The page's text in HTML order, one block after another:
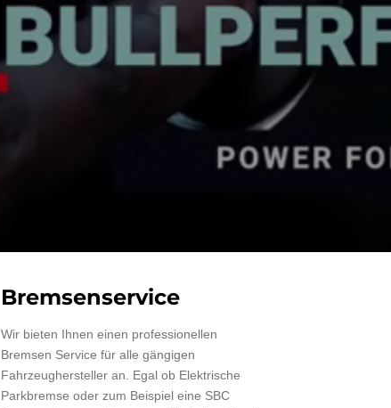
Bremsenservice
Wir bieten Ihnen einen professionellen
Bremsen Service für alle gängigen
Fahrzeughersteller an. Egal ob Elektrische
Parkbremse oder zum Beispiel eine SBC